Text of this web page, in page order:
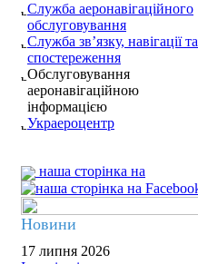
Служба аеронавігаційного
обслуговування
Служба зв’язку, навігації та
спостереження
Обслуговування
аеронавігаційною
інформацією
Украероцентр
наша сторінка на
Новини
17 липня 2026